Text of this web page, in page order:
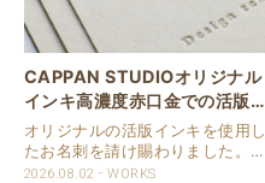
CAPPAN STUDIOオリジナル
インキ高濃度赤口金での活版名
刺
オリジナルの活版インキを使用し
たお名刺を請け賜わりました。
用紙は新バフン紙Nのきぬを使用
2026.08.02 WORKS